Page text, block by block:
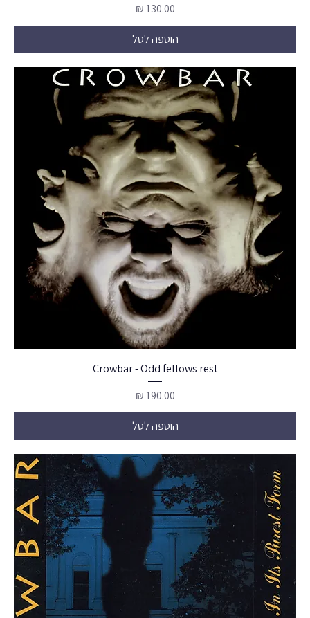
מחיר
הוספה לסל
Crowbar - Odd fellows rest
מחיר
הוספה לסל